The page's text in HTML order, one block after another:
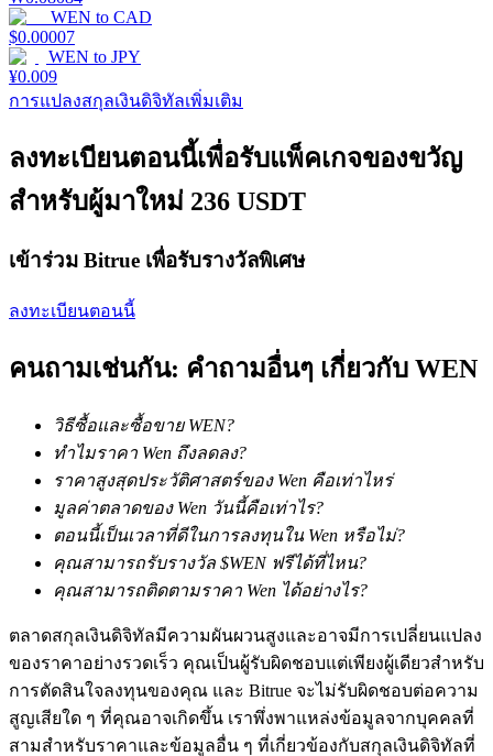
บริการยืมเงินที่ได้รับการสนับสนุนจาก Crypto
ลงทุนอัตโนมัติ
คว้าผลกำไรระยะยาวและผลประโยชน์ที่ยืดหยุ่น
WEN to CAD
$0.00007
WEN to JPY
¥0.009
การแปลงสกุลเงินดิจิทัลเพิ่มเติม
ลงทะเบียนตอนนี้เพื่อรับแพ็คเกจของขวัญ
สำหรับผู้มาใหม่ 236 USDT
เข้าร่วม Bitrue เพื่อรับรางวัลพิเศษ
ลงทะเบียนตอนนี้
คนถามเช่นกัน: คำถามอื่นๆ เกี่ยวกับ WEN
วิธีซื้อและซื้อขาย WEN?
ทำไมราคา Wen ถึงลดลง?
ราคาสูงสุดประวัติศาสตร์ของ Wen คือเท่าไหร่
มูลค่าตลาดของ Wen วันนี้คือเท่าไร?
ตอนนี้เป็นเวลาที่ดีในการลงทุนใน Wen หรือไม่?
คุณสามารถรับรางวัล $WEN ฟรีได้ที่ไหน?
คุณสามารถติดตามราคา Wen ได้อย่างไร?
ตลาดสกุลเงินดิจิทัลมีความผันผวนสูงและอาจมีการเปลี่ยนแปลง
ของราคาอย่างรวดเร็ว คุณเป็นผู้รับผิดชอบแต่เพียงผู้เดียวสำหรับ
การตัดสินใจลงทุนของคุณ และ Bitrue จะไม่รับผิดชอบต่อความ
สูญเสียใด ๆ ที่คุณอาจเกิดขึ้น เราพึ่งพาแหล่งข้อมูลจากบุคคลที่
สามสำหรับราคาและข้อมูลอื่น ๆ ที่เกี่ยวข้องกับสกุลเงินดิจิทัลที่